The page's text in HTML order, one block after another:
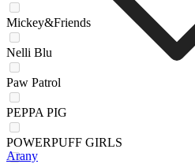
Mickey&Friends
Nelli Blu
Paw Patrol
PEPPA PIG
POWERPUFF GIRLS
Arany